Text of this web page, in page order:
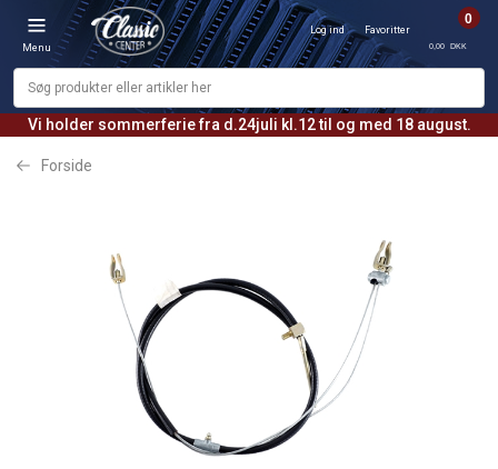
Vi holder sommerferie fra d.24juli kl.12 til og med 18 august.
Menu
Log ind Favoritter
0
0,00 DKK
Forside